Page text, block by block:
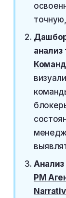
анализ
Анализ
PM